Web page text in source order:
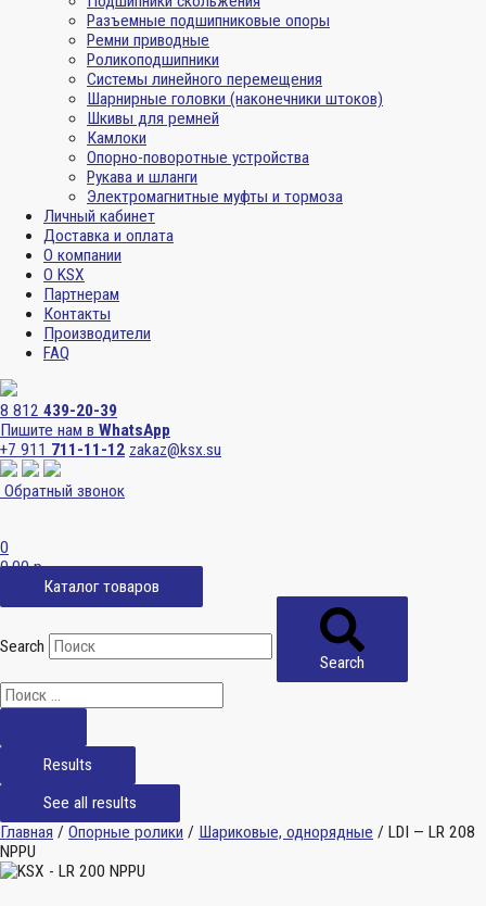
Разъемные подшипниковые опоры
Ремни приводные
Роликоподшипники
Системы линейного перемещения
Шарнирные головки (наконечники штоков)
Шкивы для ремней
Камлоки
Опорно-поворотные устройства
Рукава и шланги
Электромагнитные муфты и тормоза
Личный кабинет
Доставка и оплата
О компании
О KSX
Партнерам
Контакты
Производители
FAQ
8 812 439-20-39
Пишите нам в WhatsApp
+7 911 711-11-12 zakaz@ksx.su
Обратный звонок
0
0,00р.
Каталог товаров
Search
Search
Results
See all results
Главная / Опорные ролики / Шариковые, однорядные / LDI — LR 208
NPPU